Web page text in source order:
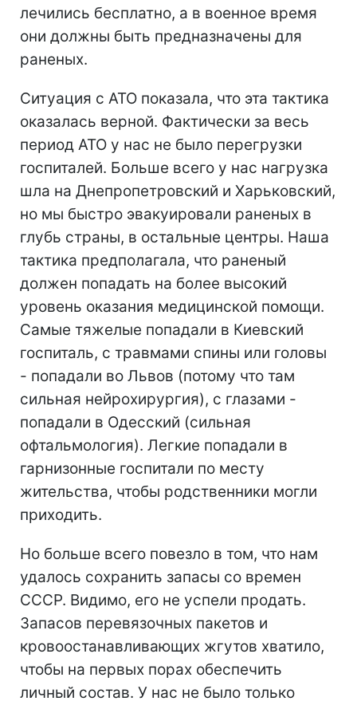
лечились бесплатно, а в военное время
они должны быть предназначены для
раненых.
Ситуация с АТО показала, что эта тактика
оказалась верной. Фактически за весь
период АТО у нас не было перегрузки
госпиталей. Больше всего у нас нагрузка
шла на Днепропетровский и Харьковский,
но мы быстро эвакуировали раненых в
глубь страны, в остальные центры. Наша
тактика предполагала, что раненый
должен попадать на более высокий
уровень оказания медицинской помощи.
Самые тяжелые попадали в Киевский
госпиталь, с травмами спины или головы
- попадали во Львов (потому что там
сильная нейрохирургия), с глазами -
попадали в Одесский (сильная
офтальмология). Легкие попадали в
гарнизонные госпитали по месту
жительства, чтобы родственники могли
приходить.
Но больше всего повезло в том, что нам
удалось сохранить запасы со времен
СССР. Видимо, его не успели продать.
Запасов перевязочных пакетов и
кровоостанавливающих жгутов хватило,
чтобы на первых порах обеспечить
личный состав. У нас не было только